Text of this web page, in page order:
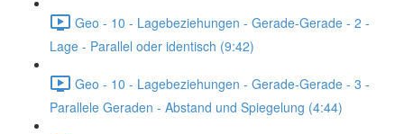
Geo - 10 - Lagebeziehungen - Gerade-Gerade - 2 -
Lage - Parallel oder identisch (9:42)
Geo - 10 - Lagebeziehungen - Gerade-Gerade - 3 -
Parallele Geraden - Abstand und Spiegelung (4:44)